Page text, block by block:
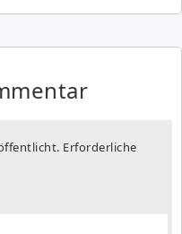
Erforderliche